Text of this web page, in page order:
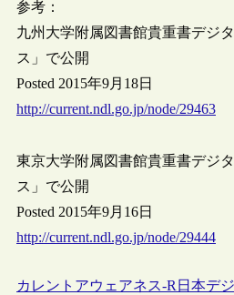
参考：
九州大学附属図書館貴重書デジ
ス」で公開
Posted 2015年9月18日
http://current.ndl.go.jp/node/29463
東京大学附属図書館貴重書デジ
ス」で公開
Posted 2015年9月16日
http://current.ndl.go.jp/node/29444
カレントアウェアネス-R 日本デ